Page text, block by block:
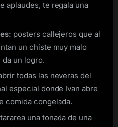
aplaudes, te regala una
posters callejeros que al
un chiste muy malo
un logro.
todas las neveras del
especial donde Ivan abre
comida congelada.
tararea una tonada de una